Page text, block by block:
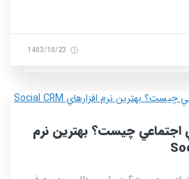
اجتماعي چيست؟ بهترين نرم